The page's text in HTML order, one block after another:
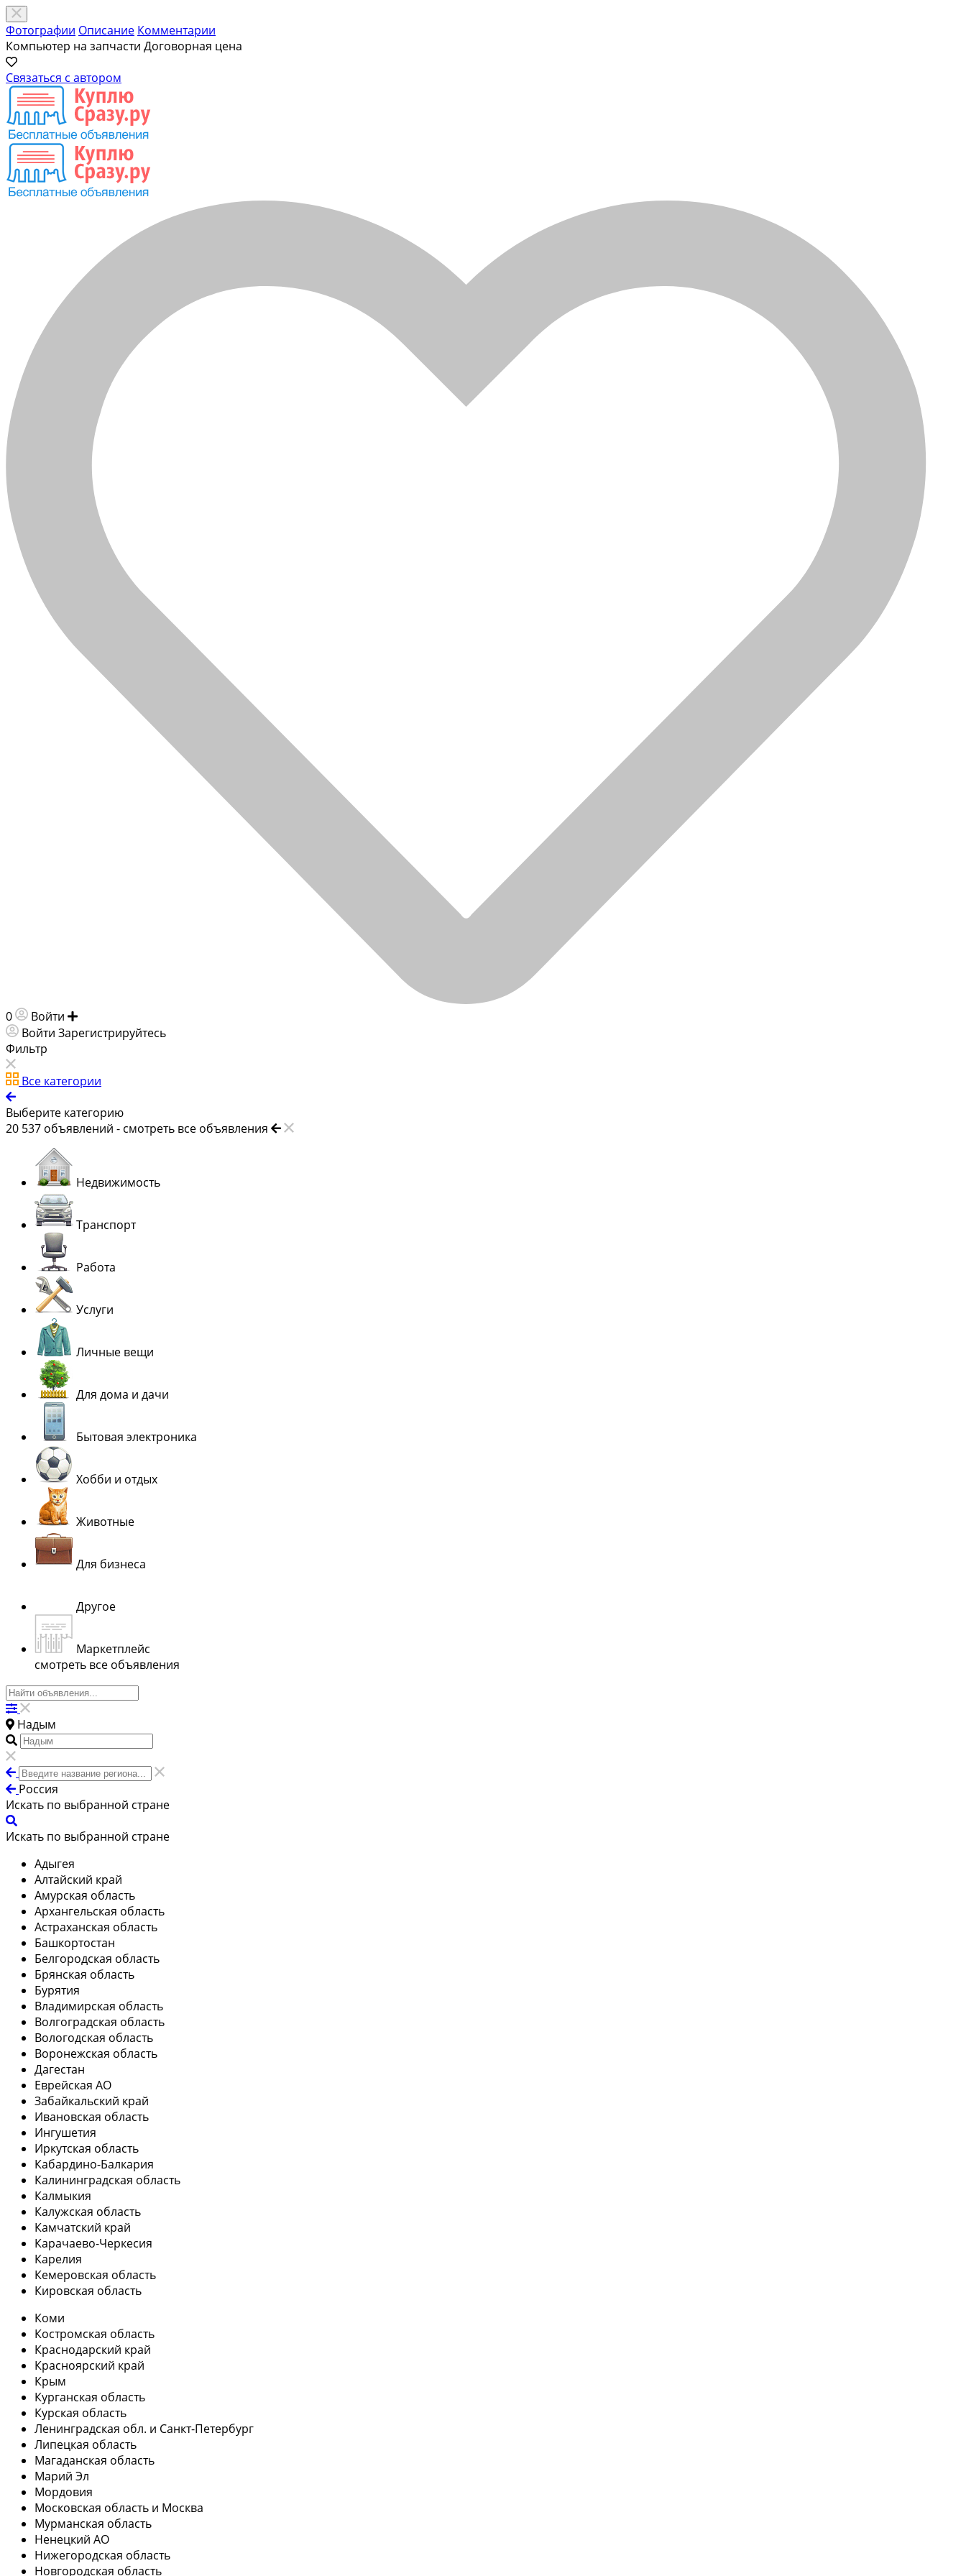
Фотографии Описание Комментарии
Компьютер на запчасти Договорная цена
Связаться с автором
0 Войти
Войти Зарегистрируйтесь
Фильтр
Все категории
Выберите категорию
20 537 объявлений - смотреть все объявления
Недвижимость
Транспорт
Работа
Услуги
Личные вещи
Для дома и дачи
Бытовая электроника
Хобби и отдых
Животные
Для бизнеса
Другое
Маркетплейс
смотреть все объявления
Надым
Россия
Искать по выбранной стране
Искать по выбранной стране
Адыгея
Алтайский край
Амурская область
Архангельская область
Астраханская область
Башкортостан
Белгородская область
Брянская область
Бурятия
Владимирская область
Волгоградская область
Вологодская область
Воронежская область
Дагестан
Еврейская АО
Забайкальский край
Ивановская область
Ингушетия
Иркутская область
Кабардино-Балкария
Калининградская область
Калмыкия
Калужская область
Камчатский край
Карачаево-Черкесия
Карелия
Кемеровская область
Кировская область
Коми
Костромская область
Краснодарский край
Красноярский край
Крым
Курганская область
Курская область
Ленинградская обл. и Санкт-Петербург
Липецкая область
Магаданская область
Марий Эл
Мордовия
Московская область и Москва
Мурманская область
Ненецкий АО
Нижегородская область
Новгородская область